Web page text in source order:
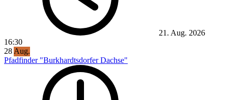
21. Aug. 2026
16:30
28 Aug.
Pfadfinder "Burkhardtsdorfer Dachse"